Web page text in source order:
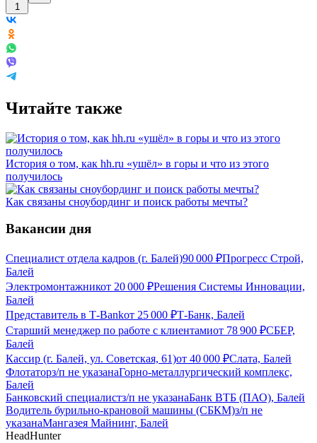
1
Читайте также
История о том, как hh.ru «ушёл» в горы и что из этого
получилось
Как связаны сноубординг и поиск работы мечты?
Вакансии дня
Специалист отдела кадров (г. Балей)90 000 ₽Прогресс Строй,
Балей
Электромонтажникот 20 000 ₽Решения Системы Инновации,
Балей
Представитель в Т-Bankот 25 000 ₽Т-Банк, Балей
Старший менеджер по работе с клиентамиот 78 900 ₽СБЕР,
Балей
Кассир (г. Балей, ул. Советская, 61)от 40 000 ₽Слата, Балей
Флотаторз/п не указанаГорно-металлургический комплекс,
Балей
Банковский специалистз/п не указанаБанк ВТБ (ПАО), Балей
Водитель бурильно-крановой машины (СБКМ)з/п не
указанаМангазея Майнинг, Балей
HeadHunter